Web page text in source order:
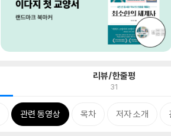
리뷰/한줄평
31
관련 동영상 목차 저자 소개